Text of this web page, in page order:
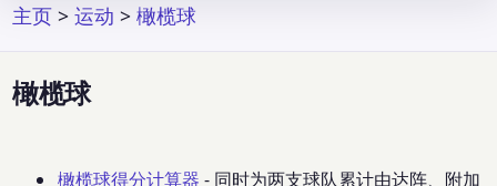
主页 >运动 >橄榄球
橄榄球
橄榄球得分计算器 - 同时为两支球队累计由达阵、附加